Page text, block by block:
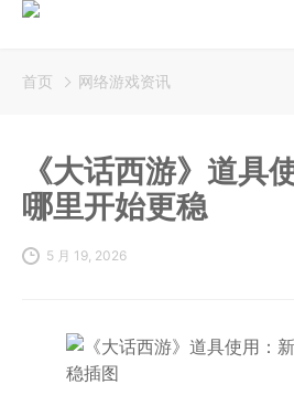
首页 网络游戏资讯
《大话西游》道具
哪里开始更稳
5 月 19, 2026